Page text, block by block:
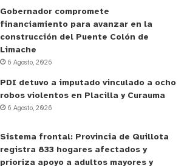
Gobernador compromete
financiamiento para avanzar en la
construcción del Puente Colón de
Limache
6 Agosto, 2026
PDI detuvo a imputado vinculado a ocho
robos violentos en Placilla y Curauma
6 Agosto, 2026
Sistema frontal: Provincia de Quillota
registra 833 hogares afectados y
prioriza apoyo a adultos mayores y